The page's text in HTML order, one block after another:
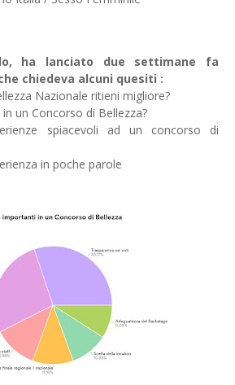
ha lanciato due settimane fa
chiedeva alcuni quesiti :
Nazionale ritieni migliore?
un Concorso di Bellezza?
spiacevoli ad un concorso di
in poche parole